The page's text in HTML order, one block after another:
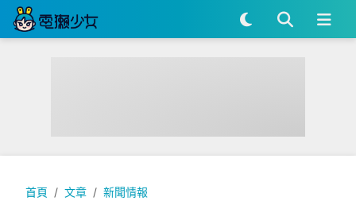
首頁 文章 新聞情報
微軟發表多款 Surface 新品！新款二合一筆電『 Surface Pro